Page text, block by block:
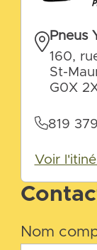
Nom
Pneus
160,
St-
G0X
819
Voir